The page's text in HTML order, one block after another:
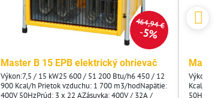
464,94 €
5%
Master B 15 EPB elektrický ohrievač
Výkon:7,5 / 15 kW25 600 / 51 200 Btu/h6 450 / 12
900 Kcal/h Prietok vzduchu: 1 700 m3/hodNapätie:
400V 50HzPrúd: 3 x 22 AZásuvka: 400V / 32A /
Výkon:1
Kcal/h